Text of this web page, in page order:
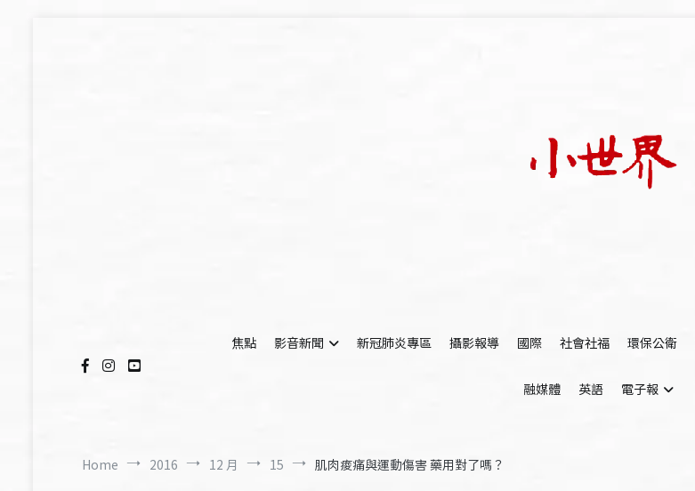
焦點
影音新聞 新冠肺炎專區 攝影報導 國際 社會社福 環保公衛
融媒體 英語 電子報
Home 2016 12 月 15 肌肉痠痛與運動傷害 藥用對了嗎？